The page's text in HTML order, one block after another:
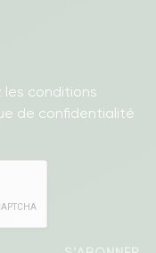
les conditions
de confidentialité